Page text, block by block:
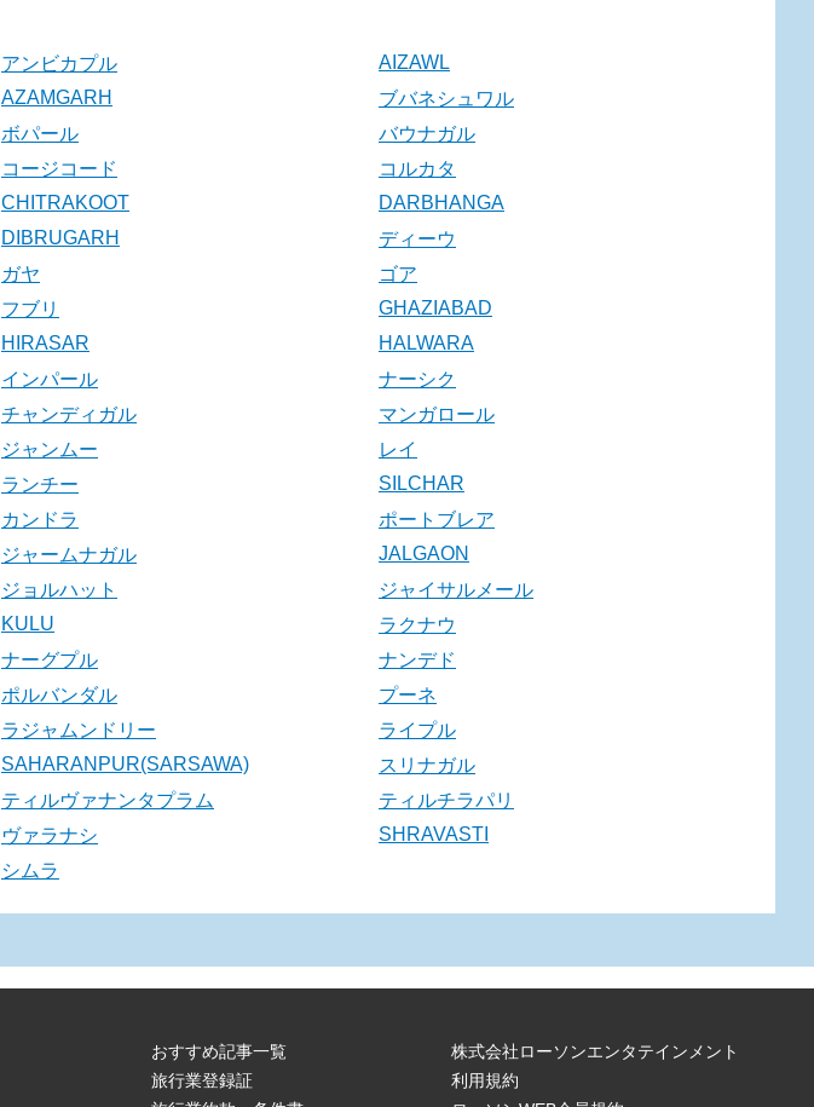
アンビカプル
AIZAWL
AZAMGARH
ブバネシュワル
ボパール
バウナガル
コージコード
コルカタ
CHITRAKOOT
DARBHANGA
DIBRUGARH
ディーウ
ガヤ
ゴア
フブリ
GHAZIABAD
HIRASAR
HALWARA
インパール
ナーシク
チャンディガル
マンガロール
ジャンムー
レイ
ランチー
SILCHAR
カンドラ
ポートブレア
ジャームナガル
JALGAON
ジョルハット
ジャイサルメール
KULU
ラクナウ
ナーグプル
ナンデド
ポルバンダル
プーネ
ラジャムンドリー
ライプル
SAHARANPUR(SARSAWA)
スリナガル
ティルヴァナンタプラム
ティルチラパリ
ヴァラナシ
SHRAVASTI
シムラ
おすすめ記事一覧
旅行業登録証
株式会社ローソンエンタテインメント
利用規約